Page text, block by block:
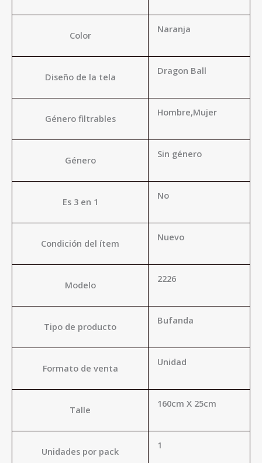
Color
Naranja
Diseño de la tela
Dragon Ball
Género filtrables
Hombre,Mujer
Género
Sin género
Es 3 en 1
No
Condición del ítem
Nuevo
Modelo
2226
Tipo de producto
Bufanda
Formato de venta
Unidad
Talle
160cm X 25cm
Unidades por pack
1